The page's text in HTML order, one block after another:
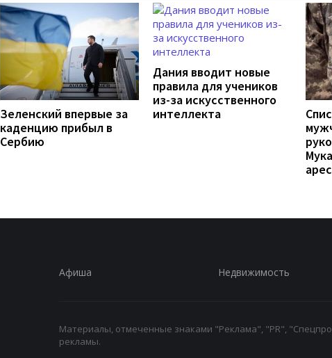
Зеленский впервые за
каденцию прибыл в
Сербию
Дания вводит новые
правила для учеников
из-за искусственного
интеллекта
Афиша Недвижимость
Материалы, отмеченные знаками "Реклама", "PR",
рекламы.